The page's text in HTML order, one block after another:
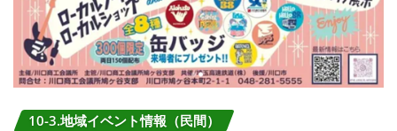
10-3.地域イベント情報（民間）